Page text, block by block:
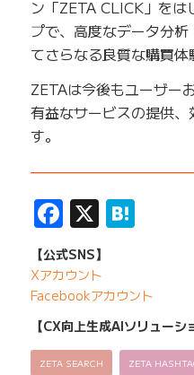
ン「ZETA CLICK」を
プで、高度なデータ分
てさらなる良質な購買体
ZETAは今後もユーザー
有益なサービスの提供
す。
Facebook
X
【公式SNS】
Xアカウント
Facebookアカウント
【CX向上生成AIソリュー
ZETA SEARCH ZETA